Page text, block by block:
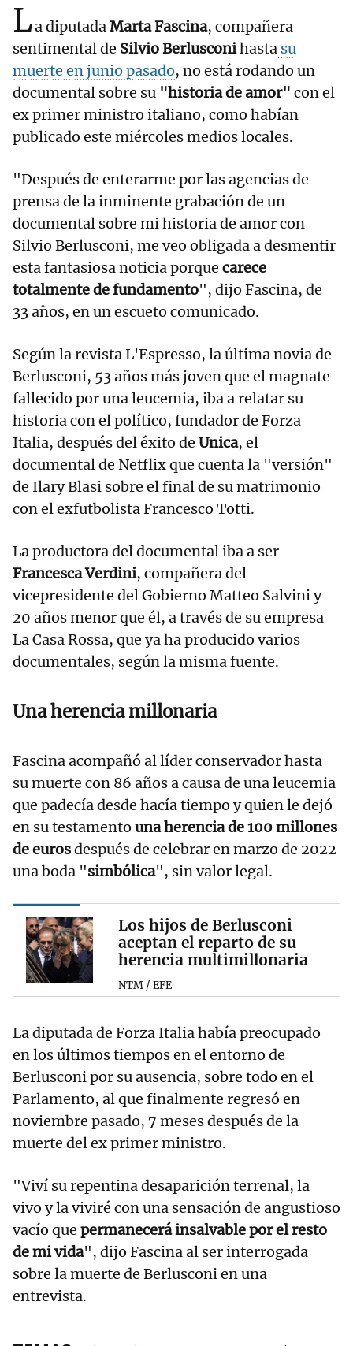
La diputadaMarta Fascina, compañera
sentimental de Silvio Berlusconihasta su
muerte en junio pasado, no está rodando un
documental sobre su "historia de amor" con el
ex primer ministro italiano, como habían
publicado este miércoles medios locales.
"Después de enterarme por las agencias de
prensa de la inminente grabación de un
documental sobre mi historia de amor con
Silvio Berlusconi, me veo obligada a desmentir
esta fantasiosa noticia porque carece
totalmente de fundamento", dijo Fascina, de
33 años, en un escueto comunicado.
Según la revista L'Espresso, la última novia de
Berlusconi, 53 años más joven que el magnate
fallecido por una leucemia, iba a relatar su
historia con el político, fundador de Forza
Italia, después del éxito de Unica, el
documental de Netflix que cuenta la "versión"
de Ilary Blasi sobre el final de su matrimonio
con el exfutbolista Francesco Totti.
La productora del documental iba a ser
Francesca Verdini, compañera del
vicepresidente del Gobierno Matteo Salvini y
20 años menor que él, a través de su empresa
La Casa Rossa, que ya ha producido varios
documentales, según la misma fuente.
Una herencia millonaria
Fascina acompañó al líder conservador hasta
su muerte con 86 años a causa de una leucemia
que padecía desde hacía tiempo y quien le dejó
en su testamento una herencia de 100 millones
de eurosdespués de celebrar en marzo de 2022
una boda "simbólica", sin valor legal.
Los hijos de Berlusconi
aceptan el reparto de su
herencia multimillonaria
NTM / EFE
La diputada de Forza Italia había preocupado
en los últimos tiempos en el entorno de
Berlusconi por su ausencia, sobre todo en el
Parlamento, al que finalmente regresó en
noviembre pasado, 7 meses después de la
muerte del ex primer ministro.
"Viví su repentina desaparición terrenal, la
vivo y la viviré con una sensación de angustioso
vacío que permanecerá insalvable por el resto
de mi vida", dijo Fascina al ser interrogada
sobre la muerte de Berlusconi en una
entrevista.